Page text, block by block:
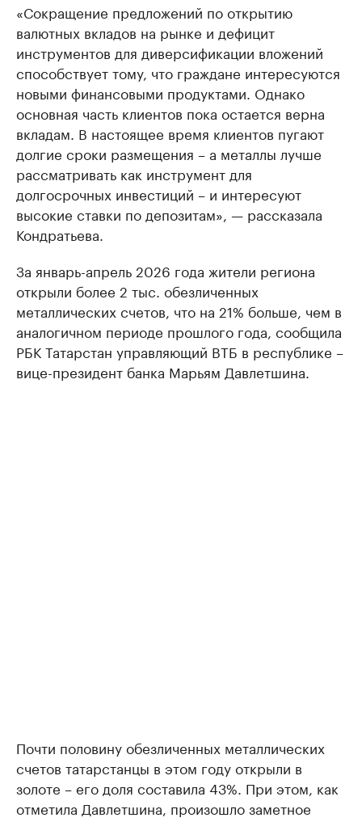
«Сокращение предложений по открытию
валютных вкладов на рынке и дефицит
инструментов для диверсификации вложений
способствует тому, что граждане интересуются
новыми финансовыми продуктами. Однако
основная часть клиентов пока остается верна
вкладам. В настоящее время клиентов пугают
долгие сроки размещения – а металлы лучше
рассматривать как инструмент для
долгосрочных инвестиций – и интересуют
высокие ставки по депозитам», — рассказала
Кондратьева.
За январь-апрель 2026 года жители региона
открыли более 2 тыс. обезличенных
металлических счетов, что на 21% больше, чем в
аналогичном периоде прошлого года, сообщила
РБК Татарстан управляющий ВТБ в республике –
вице-президент банка Марьям Давлетшина.
Почти половину обезличенных металлических
счетов татарстанцы в этом году открыли в
золоте – его доля составила 43%. При этом, как
отметила Давлетшина, произошло заметное